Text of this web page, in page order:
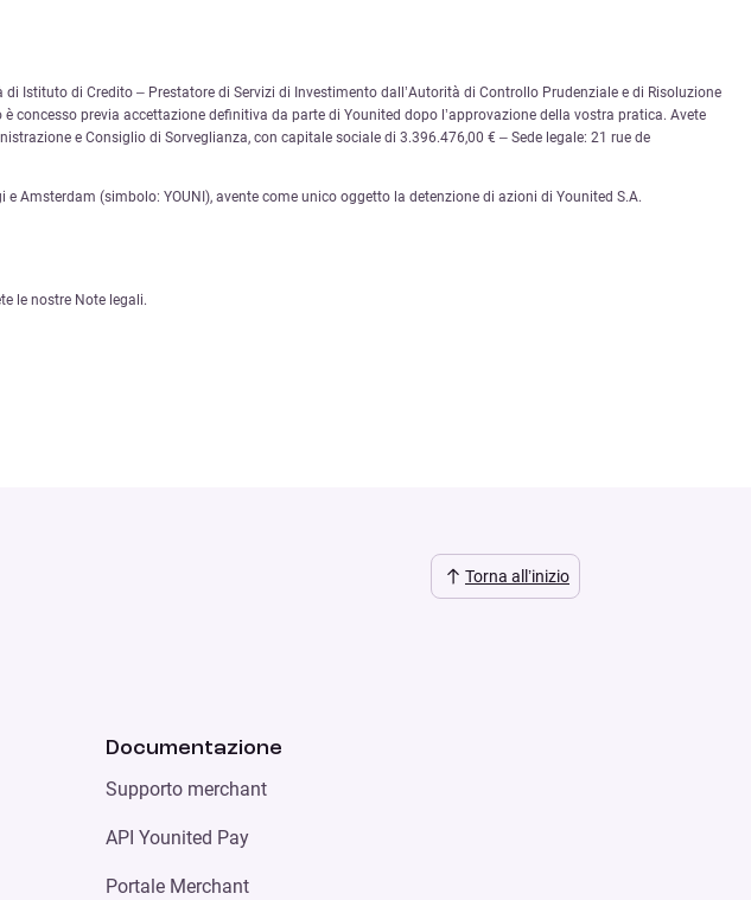
Istituto di Credito – Prestatore di Servizi di Investimento dall’Autorità di Controllo Prudenziale e di Risoluzione
previa accettazione definitiva da parte di Younited dopo l’approvazione della vostra pratica. Avete
e Consiglio di Sorveglianza, con capitale sociale di 3.396.476,00 € – Sede legale: 21 rue de
Amsterdam (simbolo: YOUNI), avente come unico oggetto la detenzione di azioni di Younited S.A.
le nostre Note legali.
Torna all’inizio
Documentazione
Supporto merchant
API Younited Pay
Portale Merchant